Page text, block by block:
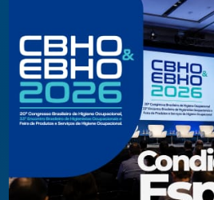
Loja